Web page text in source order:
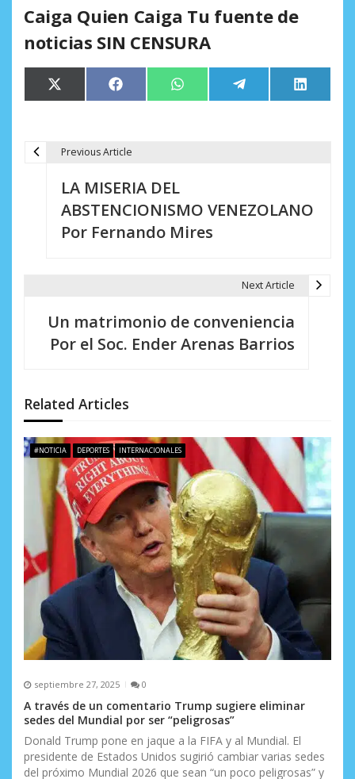
Caiga Quien Caiga Tu fuente de
noticias SIN CENSURA
Compartir
en
X
(Twitter)
Compartir
en
Facebook Compartir
en
WhatsApp Compartir
en
Telegram
en
LinkedIn
ó
n
d
n
t
r
d
a
s
Previous Article
LA MISERIA DEL
ABSTENCIONISMO VENEZOLANO
Por Fernando Mires
Next Article
Un matrimonio de conveniencia
Por el Soc. Ender Arenas Barrios
Related Articles
#NOTICIA DEPORTES INTERNACIONALES
septiembre 27, 2025 0
A través de un comentario Trump sugiere eliminar
sedes del Mundial por ser “peligrosas”
Donald Trump pone en jaque a la FIFA y al Mundial. El
presidente de Estados Unidos sugirió cambiar varias sedes
del próximo Mundial 2026 que sean “un poco peligrosas” y